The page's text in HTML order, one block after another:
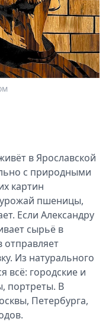
в Ярославской
с природными
картин
пшеницы,
Если Александру
сырьё в
отправляет
Из натурального
всё: городские и
портреты. В
Петербурга,